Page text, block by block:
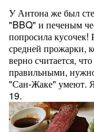
У Антона же был
"BBQ" и печеным
попросила кусочек!
средней прожарки,
верно считается,
правильными,
"Сан-Жаке" умеют.
19.